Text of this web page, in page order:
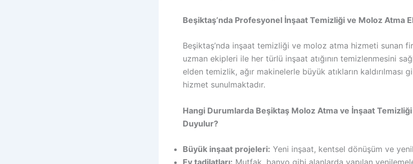
Beşiktaş’nda Profesyonel İnşaat Temizliği ve Moloz Atma
Beşiktaş’nda inşaat temizliği ve moloz atma hizmeti sunan
uzman ekipleri ile her türlü inşaat atığının temizlenmesini
elden temizlik, ağır makinelerle büyük atıkların kaldırılması
hizmet sunulmaktadır.
Hangi Durumlarda Beşiktaş Moloz Atma ve İnşaat
Duyulur?
Büyük inşaat projeleri: Yeni inşaat, kentsel dönüşüm ve